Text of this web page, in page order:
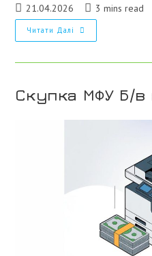
Запис
опубліковано:
21.04.2026
Час
читання:
3 mins read
Читати Далі Скупка
Сканерів
Скупка МФУ Б/в